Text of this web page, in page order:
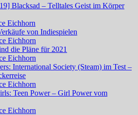
Blacksad – Telltales Geist im Körper
Eichhorn
von Indiespielen
Eichhorn
die Pläne für 2021
Eichhorn
International Society (Steam) im Test –
Eichhorn
Teen Power – Girl Power vom
Eichhorn